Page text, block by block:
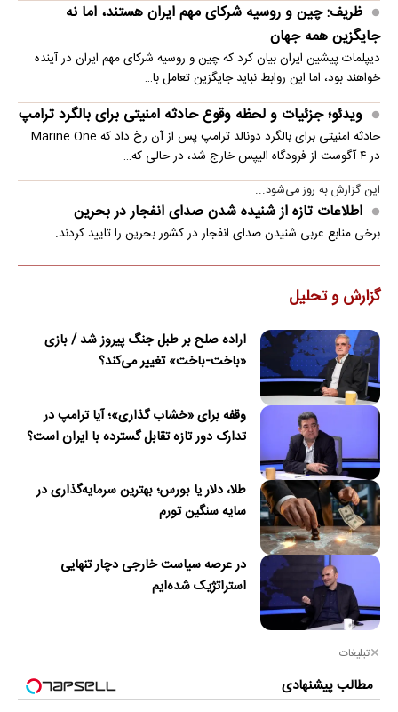
ظریف: چین و روسیه شرکای مهم ایران هستند، اما نه
جایگزین همه جهان
دیپلمات پیشین ایران بیان کرد که چین و روسیه شرکای مهم ایران در آینده
خواهند بود، اما این روابط نباید جایگزین تعامل با…
ویدئو؛ جزئیات و لحظه وقوع حادثه امنیتی برای بالگرد ترامپ
حادثه امنیتی برای بالگرد دونالد ترامپ پس از آن رخ داد که Marine One
در ۴ آگوست از فرودگاه الیپس خارج شد، در حالی که…
این گزارش به روز می‌شود...
اطلاعات تازه از شنیده شدن صدای انفجار در بحرین
برخی منابع عربی شنیدن صدای انفجار در کشور بحرین را تایید کردند.
گزارش و تحلیل
اراده صلح بر طبل جنگ پیروز شد / بازی
«باخت-باخت» تغییر می‌کند؟
وقفه برای «خشاب گذاری»؛ آیا ترامپ در
تدارک دور تازه تقابل گسترده با ایران است؟
طلا، دلار یا بورس؛ بهترین سرمایه‌گذاری در
سایه سنگین تورم
در عرصه سیاست خارجی دچار تنهایی
استراتژیک شده‌ایم
تبلیغات
مطالب پیشنهادی